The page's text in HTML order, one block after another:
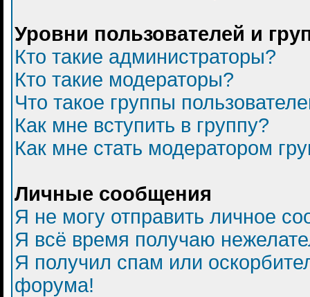
Уровни пользователей и
Кто такие администраторы?
Кто такие модераторы?
Что такое группы
Как мне вступить в группу?
Как мне стать модератором
Личные сообщения
Я не могу отправить личное
Я всё время получаю
Я получил спам или
форума!